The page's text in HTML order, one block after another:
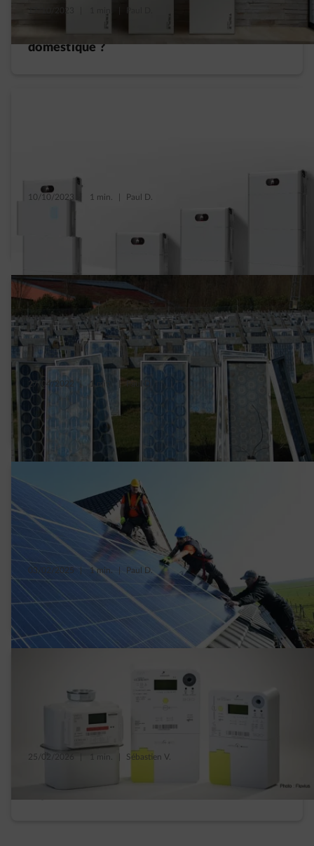
Est-il rentable d’acheter une batterie
domestique ?
10/10/2023 1 min. Paul D.
Quelle taille de batterie domestique
acheter ?
27/04/2022 1 min.
Comment les panneaux photovoltaïques
sont-ils recyclés ?
03/02/2025 1 min. Paul D.
Tarif d’injection , comment distinguer le vrai
du faux ?
25/02/2026 1 min. Sébastien V.